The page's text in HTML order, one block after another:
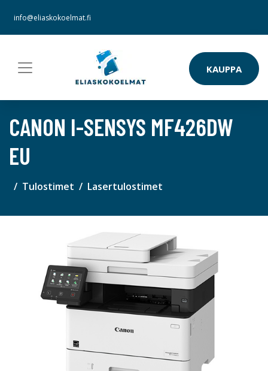
info@eliaskokoelmat.fi
KAUPPA
CANON I-SENSYS MF426DW
EU
Tulostimet Lasertulostimet